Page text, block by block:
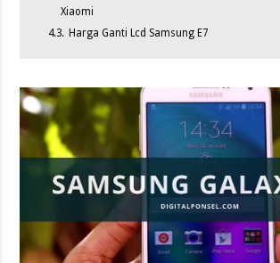
Xiaomi
4.3. Harga Ganti Lcd Samsung E7